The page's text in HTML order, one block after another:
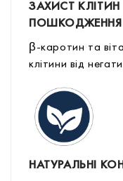
ЗАХИСТ
ПОШКОДЖЕННЯ
β-каротин та
клітини від
НАТУРАЛЬНІ